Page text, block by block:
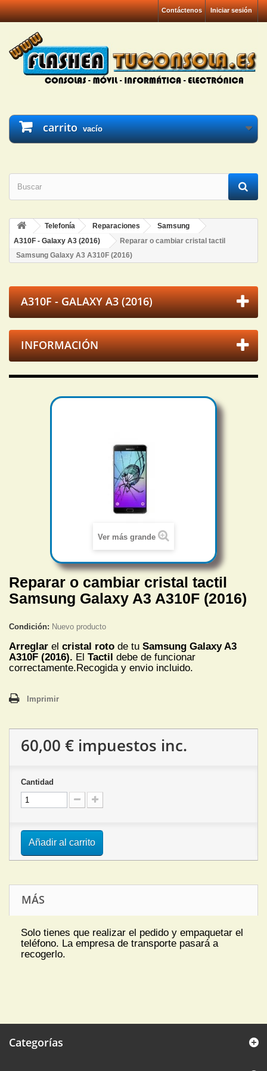
Iniciar sesión
Contáctenos
carrito vacío
Telefonía Reparaciones
Samsung
A310F - Galaxy A3 (2016)
Reparar o cambiar cristal tactil
Samsung Galaxy A3 A310F (2016)
A310F - GALAXY A3 (2016)
INFORMACIÓN
Ver más grande
Reparar o cambiar cristal tactil
Samsung Galaxy A3 A310F (2016)
Condición: Nuevo producto
Arreglar el cristal roto de tu Samsung Galaxy A3
A310F (2016). El Tactil debe de funcionar
correctamente.Recogida y envio incluido.
Imprimir
60,00 € impuestos inc.
Cantidad
Añadir al carrito
MÁS
Solo tienes que realizar el pedido y empaquetar el
teléfono. La empresa de transporte pasará a
recogerlo.
Categorías